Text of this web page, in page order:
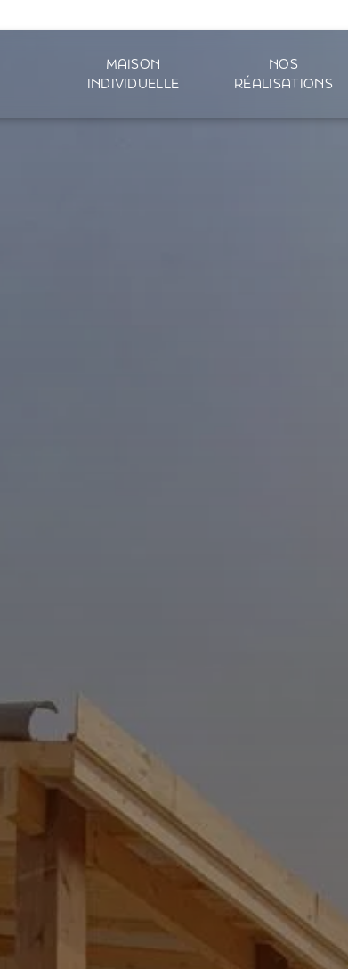
MAISON
INDIVIDUELLE
NOS
RÉALISATIONS